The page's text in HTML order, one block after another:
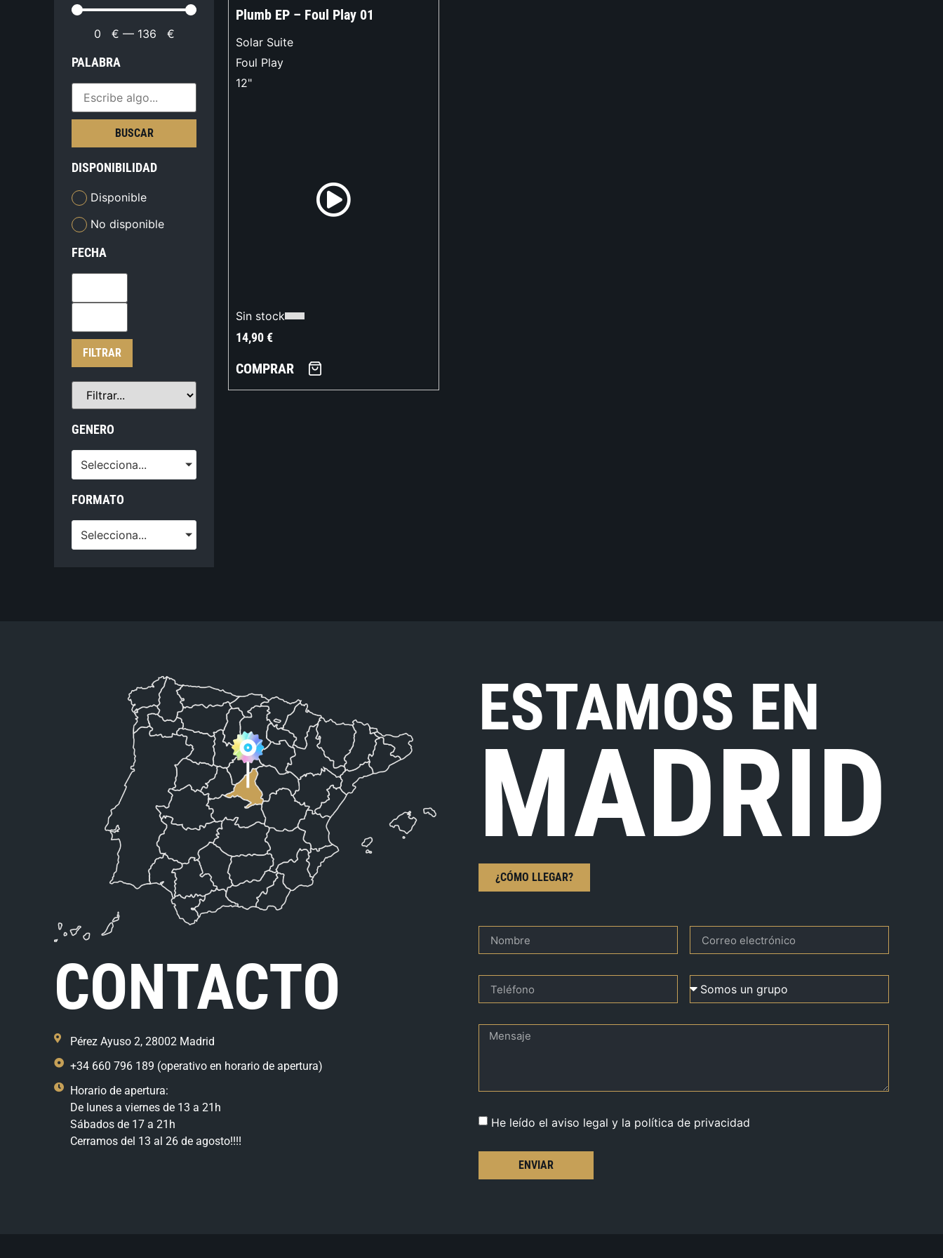
0 € — 136 €
PALABRA
BUSCAR
DISPONIBILIDAD
Disponible
No disponible
FECHA
FILTRAR
GENERO
Selecciona...
FORMATO
Selecciona...
Plumb EP – Foul Play 01
Solar Suite
Foul Play
12"
Sin stock
14,90€
COMPRAR
CONTACTO
Pérez Ayuso 2, 28002 Madrid
+34 660 796 189 (operativo en horario de apertura)
Horario de apertura:
De lunes a viernes de 13 a 21h
Sábados de 17 a 21h
Cerramos del 13 al 26 de agosto!!!!
ESTAMOS EN
MADRID
¿CÓMO LLEGAR?
He leído el aviso legal y la política de privacidad
ENVIAR